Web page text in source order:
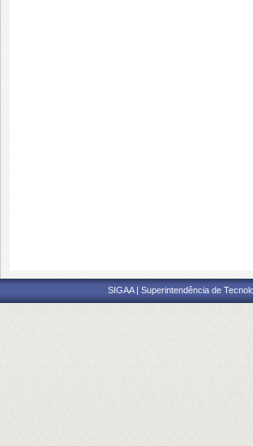
SIGAA | Superintendência de